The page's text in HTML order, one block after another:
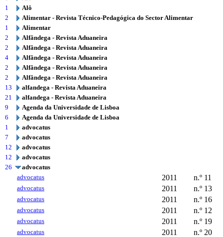
1
Alô
2
Alimentar - Revista Técnico-Pedagógica do Sector Alimentar
1
Alimentar
2
Alfândega - Revista Aduaneira
2
Alfândega - Revista Aduaneira
4
Alfândega - Revista Aduaneira
2
Alfândega - Revista Aduaneira
2
Alfândega - Revista Aduaneira
13
alfandega - Revista Aduaneira
21
alfandega - Revista Aduaneira
9
Agenda da Universidade de Lisboa
6
Agenda da Universidade de Lisboa
1
advocatus
7
advocatus
12
advocatus
12
advocatus
26
advocatus
advocatus
2011 n.º 11
advocatus 2011 n.º 13
advocatus 2011 n.º 16
advocatus 2011 n.º 12
advocatus 2011 n.º 19
advocatus 2011 n.º 20